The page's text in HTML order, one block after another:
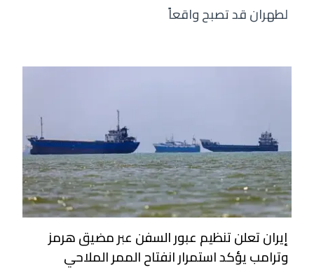
لطهران قد تصبح واقعاً
إيران تعلن تنظيم عبور السفن عبر مضيق هرمز
وترامب يؤكد استمرار انفتاح الممر الملاحي